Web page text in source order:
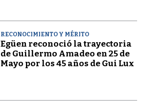
RECONOCIMIENTO Y MÉRITO
Egüen reconoció la trayectoria
de Guillermo Amadeo en 25 de
Mayo por los 45 años de Gui Lux